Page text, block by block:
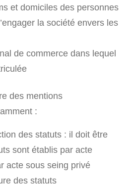
et domiciles des personnes
la société envers les
de commerce dans lequel
des mentions
:
des statuts : il doit être
sont établis par acte
acte sous seing privé
des statuts